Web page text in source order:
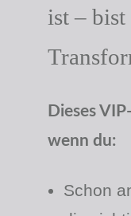
ist –
Dieses
wenn du:
Schon